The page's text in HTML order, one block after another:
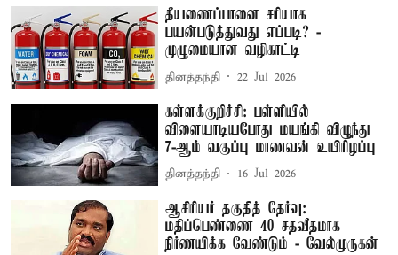
தீயணைப்பானை சரியாக
பயன்படுத்துவது எப்படி? -
முழுமையான வழிகாட்டி
தினத்தந்தி 22 Jul 2026
கள்ளக்குறிச்சி: பள்ளியில்
விளையாடியபோது மயங்கி விழுந்து
7-ஆம் வகுப்பு மாணவன் உயிரிழப்பு
தினத்தந்தி 16 Jul 2026
ஆசிரியர் தகுதித் தேர்வு:
மதிப்பெண்ணை 40 சதவீதமாக
நிர்ணயிக்க வேண்டும் - வேல்முருகன்